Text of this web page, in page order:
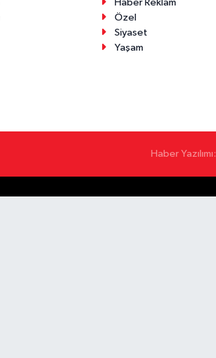
Haber Reklam
Özel
Siyaset
Yaşam
Haber Yazılımı: